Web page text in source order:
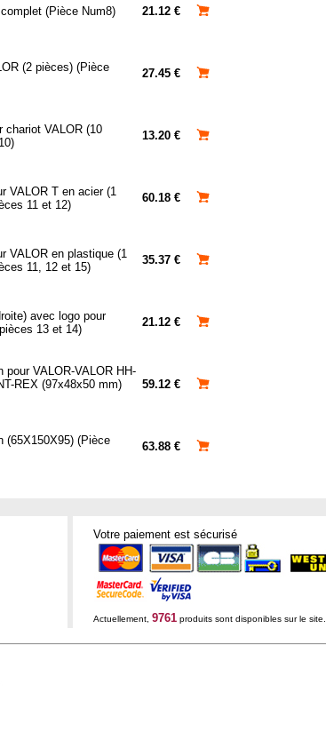
(Pièce Num8) 21.12 €
(2 pièces) (Pièce
27.45 €
chariot VALOR (10
13.20 €
VALOR T en acier (1
11 et 12)
60.18 €
VALOR en plastique (1
11, 12 et 15)
35.37 €
avec logo pour
13 et 14)
21.12 €
pour VALOR-VALOR HH-
REX (97x48x50 mm)
59.12 €
(65X150X95) (Pièce
63.88 €
Votre paiement est sécurisé
Actuellement, 9761produits sont disponibles sur le site.